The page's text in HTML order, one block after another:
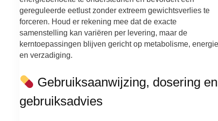
gereguleerde eetlust zonder extreem gewichtsverlies te
forceren. Houd er rekening mee dat de exacte
samenstelling kan variëren per levering, maar de
kerntoepassingen blijven gericht op metabolisme, energie
en verzadiging.
Gebruiksaanwijzing, dosering en
gebruiksadvies